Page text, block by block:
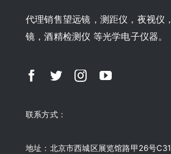
代理销售望远镜，测距仪，夜视仪
镜，酒精检测仪 等光学电子仪器。
联系方式：
地址：北京市西城区展览馆路甲26号